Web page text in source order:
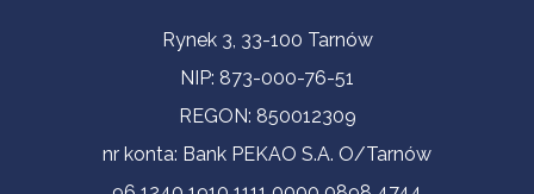
Informacje kontaktoweRynek 3, 33-100 Tarnów
NIP: 873-000-76-51
REGON: 850012309
nr konta: Bank PEKAO S.A. O/Tarnów